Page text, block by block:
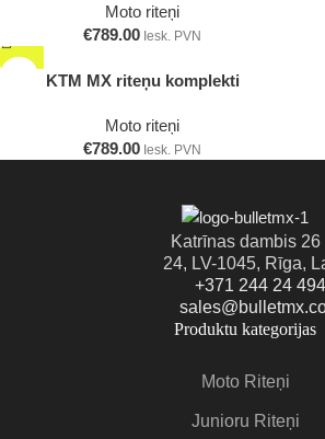
Moto riteņi
€789.00 Iesk. PVN
KTM MX riteņu komplekti
Moto riteņi
€789.00 Iesk. PVN
Katrīnas dambis 26
24, LV-1045, Rīga,
+371 244 24 494
Produktu kategorijas
Moto Riteņi
Junioru Riteņi